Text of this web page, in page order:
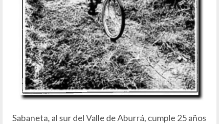
Sabaneta, al sur del Valle de Aburrá, cumple 25 años